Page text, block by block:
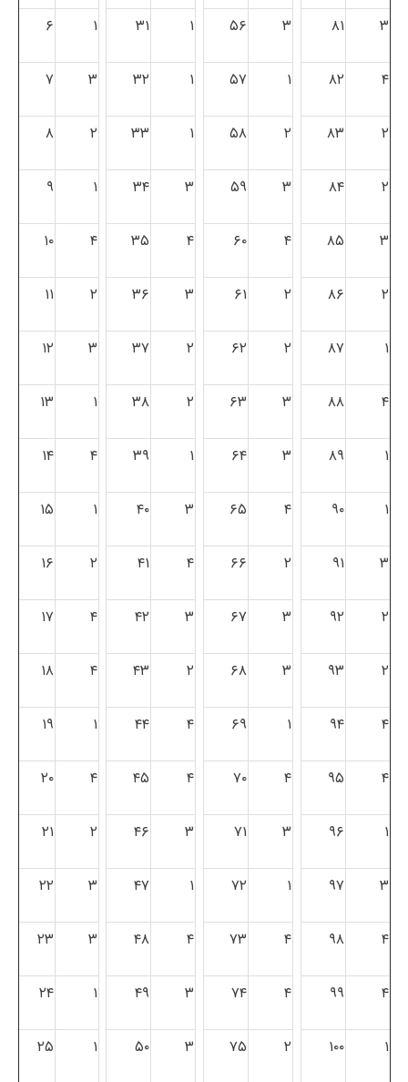
۳ ۸۱ ۳ ۵۶ ۱ ۳۱ ۱ ۶
۴ ۸۲ ۱ ۵۷ ۱ ۳۲ ۳ ۷
۲ ۸۳ ۲ ۵۸ ۱ ۳۳ ۲ ۸
۲ ۸۴ ۳ ۵۹ ۳ ۳۴ ۱ ۹
۳ ۸۵ ۴ ۶۰ ۴ ۳۵ ۴ ۱۰
۲ ۸۶ ۲ ۶۱ ۳ ۳۶ ۲ ۱۱
۱ ۸۷ ۲ ۶۲ ۲ ۳۷ ۳ ۱۲
۴ ۸۸ ۳ ۶۳ ۲ ۳۸ ۱ ۱۳
۱ ۸۹ ۳ ۶۴ ۱ ۳۹ ۴ ۱۴
۱ ۹۰ ۴ ۶۵ ۳ ۴۰ ۱ ۱۵
۳ ۹۱ ۲ ۶۶ ۴ ۴۱ ۲ ۱۶
۲ ۹۲ ۳ ۶۷ ۳ ۴۲ ۴ ۱۷
۲ ۹۳ ۳ ۶۸ ۲ ۴۳ ۴ ۱۸
۴ ۹۴ ۱ ۶۹ ۴ ۴۴ ۱ ۱۹
۴ ۹۵ ۴ ۷۰ ۴ ۴۵ ۴ ۲۰
۱ ۹۶ ۳ ۷۱ ۳ ۴۶ ۲ ۲۱
۳ ۹۷ ۱ ۷۲ ۱ ۴۷ ۳ ۲۲
۴ ۹۸ ۴ ۷۳ ۴ ۴۸ ۳ ۲۳
۴ ۹۹ ۴ ۷۴ ۳ ۴۹ ۱ ۲۴
۱ ۱۰۰ ۲ ۷۵ ۳ ۵۰ ۱ ۲۵